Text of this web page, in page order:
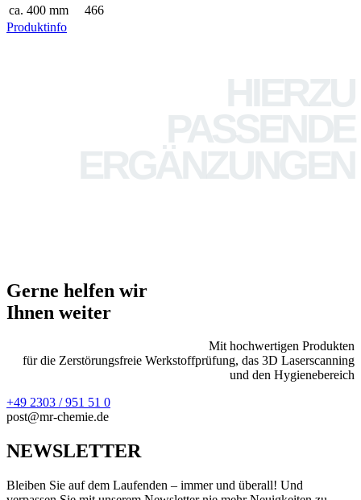
ca. 400 mm
466
Produktinfo
HIERZU
PASSENDE
ERGÄNZUNGEN
Gerne helfen wir
Ihnen weiter
Mit hochwertigen Produkten
für die Zerstörungsfreie Werkstoffprüfung, das 3D Laserscanning
und den Hygienebereich
+49 2303 / 951 51 0
post@mr-chemie.de
NEWSLETTER
Bleiben Sie auf dem Laufenden – immer und überall! Und